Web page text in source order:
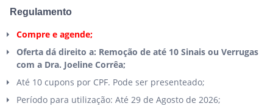
Regulamento
Compre e agende;
Oferta dá direito a: Remoção de até 10 Sinais ou Verrugas
com a Dra. Joeline Corrêa;
Até 10 cupons por CPF. Pode ser presenteado;
Período para utilização: Até 29 de Agosto de 2026;